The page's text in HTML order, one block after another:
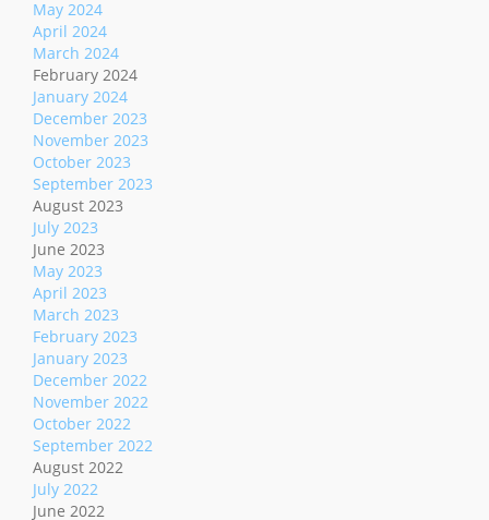
May 2024
April 2024
March 2024
February 2024
January 2024
December 2023
November 2023
October 2023
September 2023
August 2023
July 2023
June 2023
May 2023
April 2023
March 2023
February 2023
January 2023
December 2022
November 2022
October 2022
September 2022
August 2022
July 2022
June 2022